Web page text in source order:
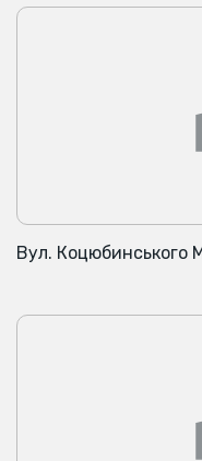
Вул. Коцюбинського